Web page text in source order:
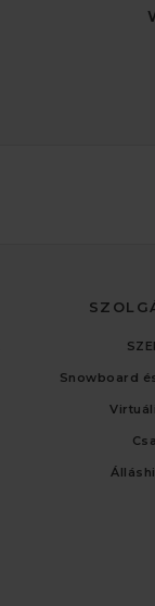
Snowboard